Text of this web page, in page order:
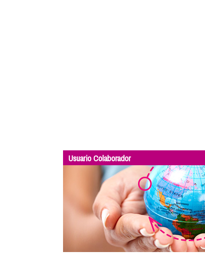
Usuario Colaborador